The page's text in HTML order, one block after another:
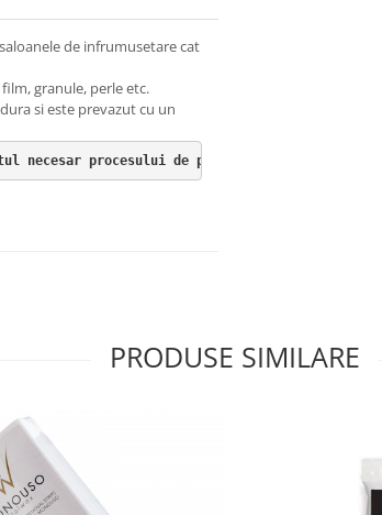
de infrumusetare cat
granule, perle etc.
si este prevazut cu un
necesar procesului de pregatire pentru epilare.
PRODUSE SIMILARE